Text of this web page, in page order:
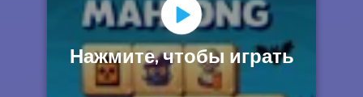
Нажмите, чтобы играть